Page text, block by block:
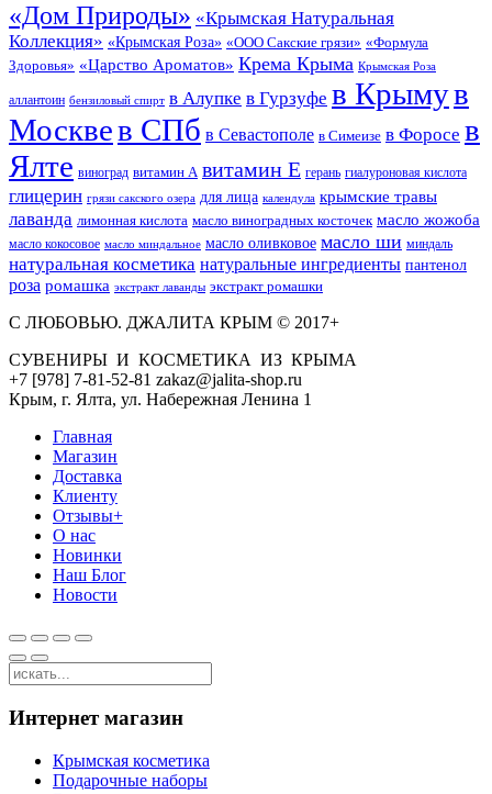
«Дом Природы» «Крымская Натуральная
Коллекция» «Крымская Роза» «ООО Сакские грязи» «Формула
Здоровья» «Царство Ароматов» Крема Крыма Крымская Роза
аллантоин бензиловый спирт в Алупке в Гурзуфе в Крымув
Москвев СПб в Севастополе в Симеизе в Форосе в
Ялте виноград витамин А витамин Е герань гиалуроновая кислота
глицерин грязи сакского озера для лица календула крымские травы
лаванда лимонная кислота масло виноградных косточек масло жожоба
масло кокосовое масло миндальное масло оливковое масло ши миндаль
натуральная косметика натуральные ингредиенты пантенол
роза ромашка экстракт лаванды экстракт ромашки
С ЛЮБОВЬЮ. ДЖАЛИТА КРЫМ © 2017+
СУВЕНИРЫ И КОСМЕТИКА ИЗ КРЫМА
+7 [978] 7-81-52-81 zakaz@jalita-shop.ru
Крым, г. Ялта, ул. Набережная Ленина 1
Главная
Магазин
Доставка
Клиенту
Отзывы+
О нас
Новинки
Наш Блог
Новости
Интернет магазин
Крымская косметика
Подарочные наборы